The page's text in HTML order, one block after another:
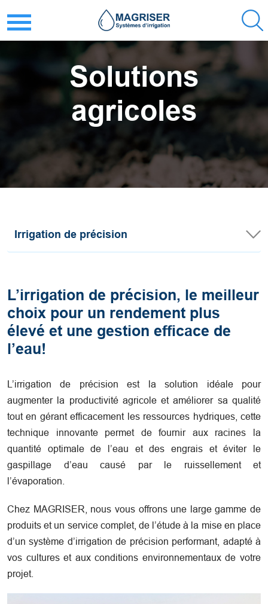
Solutions
agricoles
L’irrigation de précision, le meilleur
choix pour un rendement plus
élevé et une gestion efficace de
l’eau!
L’irrigation de précision est la solution idéale pour
augmenter la productivité agricole et améliorer sa qualité
tout en gérant efficacement les ressources hydriques, cette
technique innovante permet de fournir aux racines la
quantité optimale de l’eau et des engrais et éviter le
gaspillage d’eau causé par le ruissellement et
l’évaporation.
Chez MAGRISER, nous vous offrons une large gamme de
produits et un service complet, de l’étude à la mise en place
d’un système d’irrigation de précision performant, adapté à
vos cultures et aux conditions environnementaux de votre
projet.